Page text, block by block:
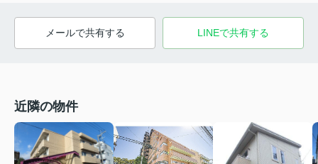
メールで共有する LINEで共有する
近隣の物件